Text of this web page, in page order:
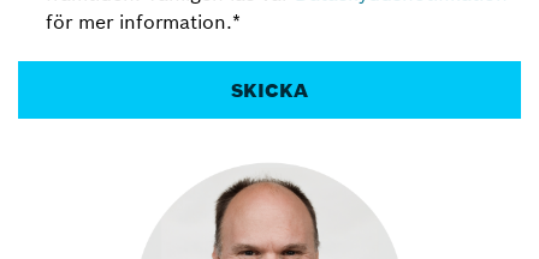
för mer information.*